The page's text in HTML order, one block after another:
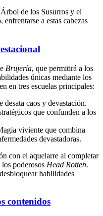
de los Susurros y el
a estas cabezas
Brujería, que permitirá a los
únicas mediante los
en tres escuelas principales:
desata caos y devastación.
que confunden a los
viviente que combina
devastadoras.
con el aquelarre al completar
poderosos Head Rotten.
habilidades
contenidos